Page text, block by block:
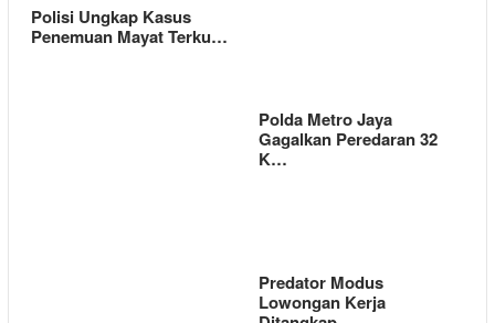
Polisi Ungkap Kasus
Penemuan Mayat Terku…
Polda Metro Jaya
Gagalkan Peredaran 32
K…
Predator Modus
Lowongan Kerja